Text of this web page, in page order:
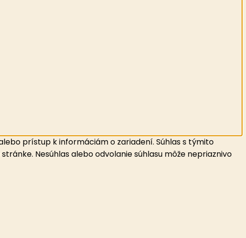
prístup k informáciám o zariadení. Súhlas s týmito
Nesúhlas alebo odvolanie súhlasu môže nepriaznivo